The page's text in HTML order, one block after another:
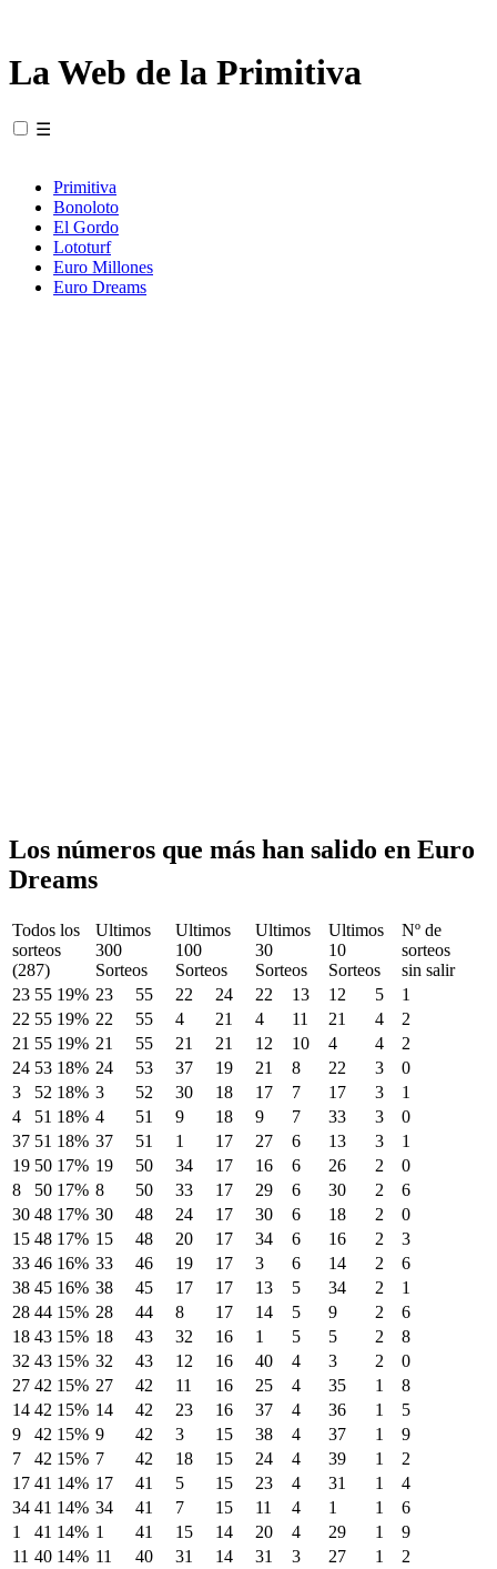
La Web de la Primitiva
☰
Primitiva
Bonoloto
El Gordo
Lototurf
Euro Millones
Euro Dreams
Los números que más han salido en Euro
Dreams
Todos los
sorteos
(287)
Ultimos
300
Sorteos
Ultimos
100
Sorteos
Ultimos
30
Sorteos
Ultimos
10
Sorteos
Nº de
sorteos
sin salir
23 55 19% 23 55 22 24 22 13 12 5
1
22 55 19% 22 55 4 21 4 11 21 4
2
21 55 19% 21 55 21 21 12 10 4 4
2
24 53 18% 24 53 37 19 21 8 22 3
0
3
52 18% 3 52 30 18 17 7 17 3
1
4
51 18% 4 51 9 18 9 7 33 3
0
37 51 18% 37 51 1 17 27 6 13 3
1
19 50 17% 19 50 34 17 16 6 26 2
0
8
50 17% 8 50 33 17 29 6 30 2
6
30 48 17% 30 48 24 17 30 6 18 2
0
15 48 17% 15 48 20 17 34 6 16 2
3
33 46 16% 33 46 19 17 3 6 14 2
6
38 45 16% 38 45 17 17 13 5 34 2
1
28 44 15% 28 44 8 17 14 5 9 2
6
18 43 15% 18 43 32 16 1 5 5 2
8
32 43 15% 32 43 12 16 40 4 3 2
0
27 42 15% 27 42 11 16 25 4 35 1
8
14 42 15% 14 42 23 16 37 4 36 1
5
9
42 15% 9 42 3 15 38 4 37 1
9
7
42 15% 7 42 18 15 24 4 39 1
2
17 41 14% 17 41 5 15 23 4 31 1
4
34 41 14% 34 41 7 15 11 4 1 1
6
1
41 14% 1 41 15 14 20 4 29 1
9
11 40 14% 11 40 31 14 31 3 27 1
2